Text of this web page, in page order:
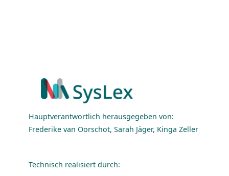
Hauptverantwortlich herausgegeben von:
Frederike van Oorschot, Sarah Jäger, Kinga Zeller
Technisch realisiert durch: